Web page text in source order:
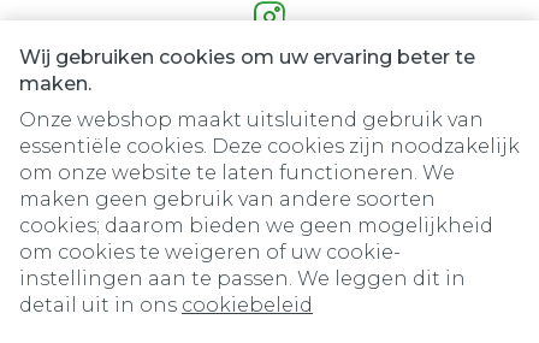
Wij gebruiken cookies om uw ervaring beter te
maken.
Onze webshop maakt uitsluitend gebruik van
essentiële cookies. Deze cookies zijn noodzakelijk
om onze website te laten functioneren. We
maken geen gebruik van andere soorten
cookies; daarom bieden we geen mogelijkheid
om cookies te weigeren of uw cookie-
instellingen aan te passen. We leggen dit in
detail uit in ons cookiebeleid
Juridische links